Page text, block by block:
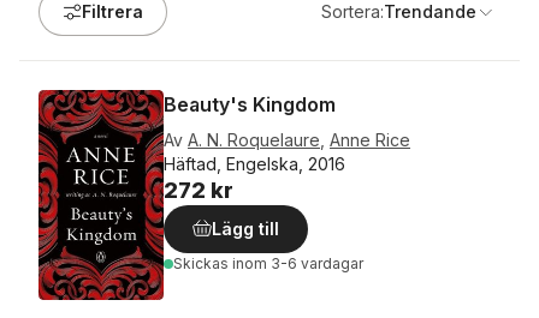
Filtrera Sortera:Trendande
Beauty's Kingdom
Av A. N. Roquelaure Anne Rice
Häftad, Engelska, 2016
272 kr
Lägg till
Skickas inom 3-6 vardagar